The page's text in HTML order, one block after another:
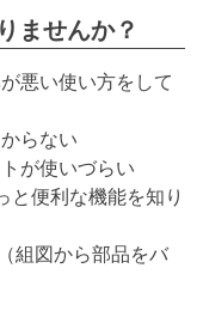
ませんか？
悪い使い方をして
らない
が使いづらい
と便利な機能を知り
組図から部品をバ